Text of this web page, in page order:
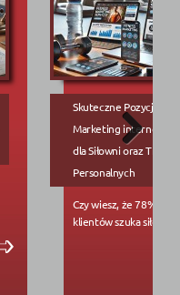
Skuteczne
Marketing internetowy
dla Siłowni oraz
Personalnych
Czy wiesz, że 78%
klientów szuka siłowni...